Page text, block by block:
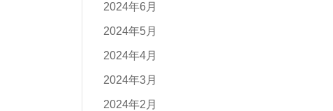
2024年6月
2024年5月
2024年4月
2024年3月
2024年2月